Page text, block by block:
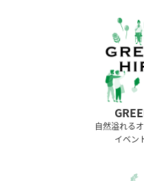
⾃然溢れる
イベン